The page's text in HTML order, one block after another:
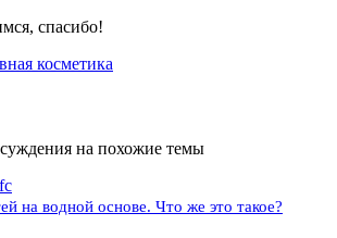
спасибо!
косметика
на похожие темы
на водной основе. Что же это такое?